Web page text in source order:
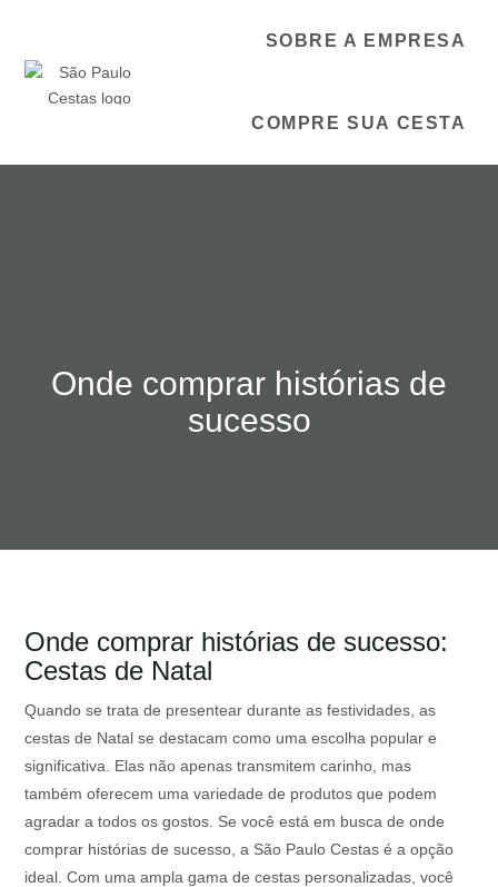
SOBRE A EMPRESA
COMPRE SUA CESTA
Onde comprar histórias de
sucesso
Onde comprar histórias de sucesso:
Cestas de Natal
Quando se trata de presentear durante as festividades, as
cestas de Natal se destacam como uma escolha popular e
significativa. Elas não apenas transmitem carinho, mas
também oferecem uma variedade de produtos que podem
agradar a todos os gostos. Se você está em busca de onde
comprar histórias de sucesso, a São Paulo Cestas é a opção
ideal. Com uma ampla gama de cestas personalizadas, você